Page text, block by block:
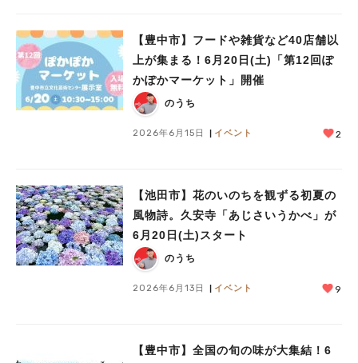
【豊中市】フードや雑貨など40店舗以
上が集まる！6月20日(土)「第12回ぽ
かぽかマーケット」開催
のうち
2026年6月15日 イベント 2
【池田市】花のいのちを観ずる初夏の
風物詩。久安寺「あじさいうかべ」が
6月20日(土)スタート
のうち
2026年6月13日 イベント 9
【豊中市】全国の旬の味が大集結！6
人気のキーワード
#今週どこいく？#自然とふれあう #ランチ#カフェ#まとめ
#教えたい／教えて投稿記事#大阪学院大 商品開発プロジェクト